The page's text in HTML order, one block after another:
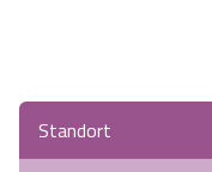
Standort